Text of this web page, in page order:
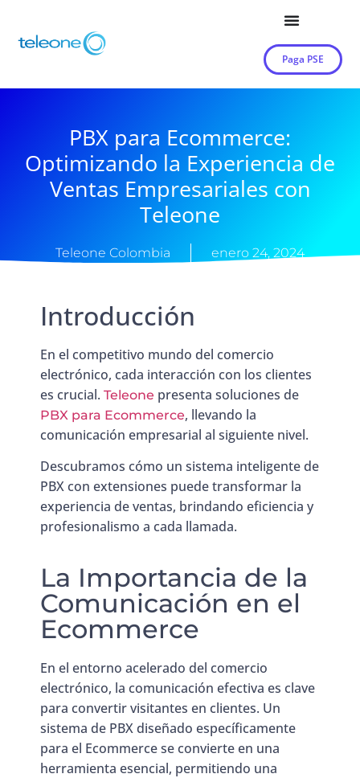
Paga PSE
PBX para Ecommerce:
Optimizando la Experiencia de
Ventas Empresariales con
Teleone
Teleone Colombia enero 24, 2024
Introducción
En el competitivo mundo del comercio
electrónico, cada interacción con los clientes
es crucial. Teleone presenta soluciones de
PBX para Ecommerce, llevando la
comunicación empresarial al siguiente nivel.
Descubramos cómo un sistema inteligente de
PBX con extensiones puede transformar la
experiencia de ventas, brindando eficiencia y
profesionalismo a cada llamada.
La Importancia de la
Comunicación en el
Ecommerce
En el entorno acelerado del comercio
electrónico, la comunicación efectiva es clave
para convertir visitantes en clientes. Un
sistema de PBX diseñado específicamente
para el Ecommerce se convierte en una
herramienta esencial, permitiendo una